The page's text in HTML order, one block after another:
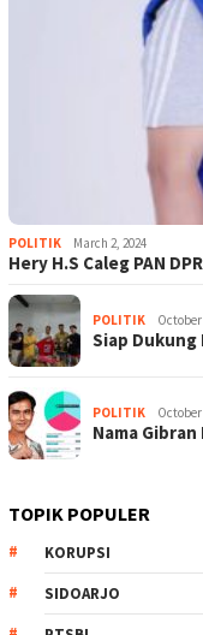
POLITIK March 2, 2024
Hery H.S Caleg PAN
POLITIK October
Siap
POLITIK October
Nama
TOPIK POPULER
KORUPSI
SIDOARJO